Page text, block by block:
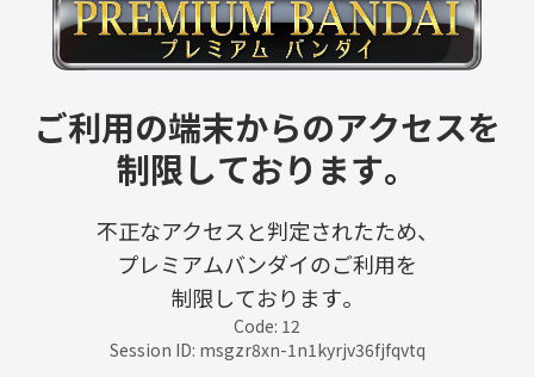
ご利用の端末からのアクセスを
制限しております。
不正なアクセスと判定されたため、
プレミアムバンダイのご利用を
制限しております。
Code: 12
Session ID: msgzr8xn-1n1kyrjv36fjfqvtq